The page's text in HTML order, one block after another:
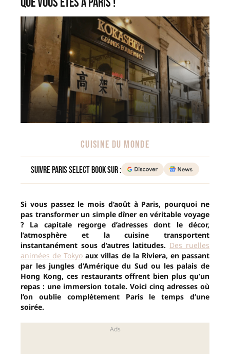
CUISINE DU MONDE
Suivre Paris Select Book sur :
Si vous passez le mois d’août à Paris, pourquoi ne
pas transformer un simple dîner en véritable voyage
? La capitale regorge d’adresses dont le décor,
l’atmosphère et la cuisine transportent
instantanément sous d’autres latitudes. Des ruelles
animées de Tokyo aux villas de la Riviera, en passant
par les jungles d’Amérique du Sud ou les palais de
Hong Kong, ces restaurants offrent bien plus qu’un
repas : une immersion totale. Voici cinq adresses où
l’on oublie complètement Paris le temps d’une
soirée.